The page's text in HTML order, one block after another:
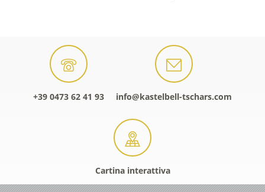
+39 0473 62 41 93 info@kastelbell-tschars.com
Cartina interattiva